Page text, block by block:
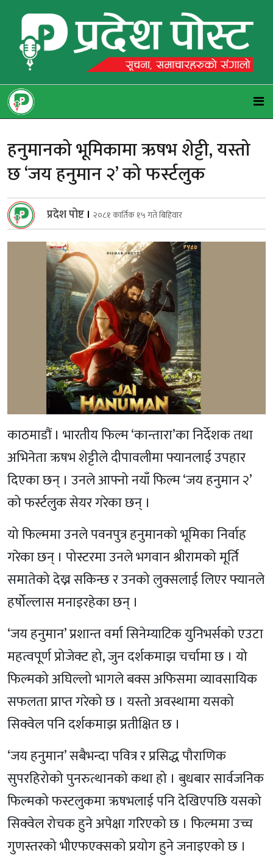
हनुमानको भूमिकामा ऋषभ शेट्टी, यस्तो
छ ‘जय हनुमान २’ को फर्स्टलुक
प्रदेश पोष्ट । २०८१ कार्तिक १५ गते बिहिवार
काठमाडौं । भारतीय फिल्म ‘कान्तारा’का निर्देशक तथा
अभिनेता ऋषभ शेट्टीले दीपावलीमा फ्यानलाई उपहार
दिएका छन् । उनले आफ्नो नयाँ फिल्म ‘जय हनुमान २’
को फर्स्टलुक सेयर गरेका छन् ।
यो फिल्ममा उनले पवनपुत्र हनुमानको भूमिका निर्वाह
गरेका छन् । पोस्टरमा उनले भगवान श्रीरामको मूर्ति
समातेको देख्न सकिन्छ र उनको लुक्सलाई लिएर फ्यानले
हर्षोल्लास मनाइरहेका छन् ।
‘जय हनुमान’ प्रशान्त वर्मा सिनेम्याटिक युनिभर्सको एउटा
महत्वपूर्ण प्रोजेक्ट हो, जुन दर्शकमाझ चर्चामा छ । यो
फिल्मको अघिल्लो भागले बक्स अफिसमा व्यावसायिक
सफलता प्राप्त गरेको छ । यस्तो अवस्थामा यसको
सिक्वेल पनि दर्शकमाझ प्रतीक्षित छ ।
‘जय हनुमान’ सबैभन्दा पवित्र र प्रसिद्ध पौराणिक
सुपरहिरोको पुनरुत्थानको कथा हो । बुधबार सार्वजनिक
फिल्मको फस्टलुकमा ऋषभलाई पनि देखिएपछि यसको
सिक्वेल रोचक हुने अपेक्षा गरिएको छ । फिल्ममा उच्च
गुणस्तरको भीएफएक्सको प्रयोग हुने जनाइएको छ ।